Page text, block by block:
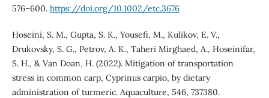
576–600. https://doi.org/10.1002/etc.3676
Hoseini, S. M., Gupta, S. K., Yousefi, M., Kulikov, E. V.,
Drukovsky, S. G., Petrov, A. K., Taheri Mirghaed, A., Hoseinifar,
S. H., & Van Doan, H. (2022). Mitigation of transportation
stress in common carp, Cyprinus carpio, by dietary
administration of turmeric. Aquaculture, 546, 737380.